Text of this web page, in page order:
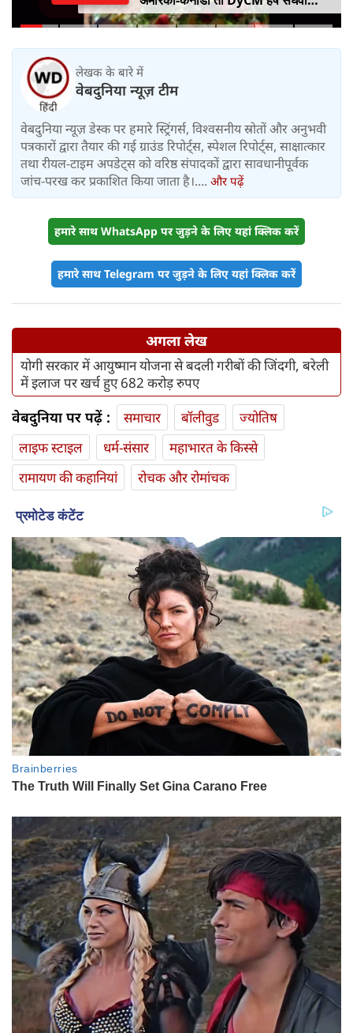
संभालेंगे जापान-यूरोप का मोर्चा
लेखक के बारे में
वेबदुनिया न्यूज़ टीम
वेबदुनिया न्यूज़ डेस्क पर हमारे स्ट्रिंगर्स, विश्वसनीय स्रोतों और अनुभवी
पत्रकारों द्वारा तैयार की गई ग्राउंड रिपोर्ट्स, स्पेशल रिपोर्ट्स, साक्षात्कार
तथा रीयल-टाइम अपडेट्स को वरिष्ठ संपादकों द्वारा सावधानीपूर्वक
जांच-परख कर प्रकाशित किया जाता है।.... और पढ़ें
हमारे साथ WhatsApp पर जुड़ने के लिए यहां क्लिक करें
हमारे साथ Telegram पर जुड़ने के लिए यहां क्लिक करें
अगला लेख
योगी सरकार में आयुष्मान योजना से बदली गरीबों की जिंदगी, बरेली
में इलाज पर खर्च हुए 682 करोड़ रुपए
वेबदुनिया पर पढ़ें : समाचार बॉलीवुड
ज्योतिष
लाइफ स्‍टाइल
धर्म-संसार
महाभारत के किस्से
रामायण की कहानियां
रोचक और रोमांचक